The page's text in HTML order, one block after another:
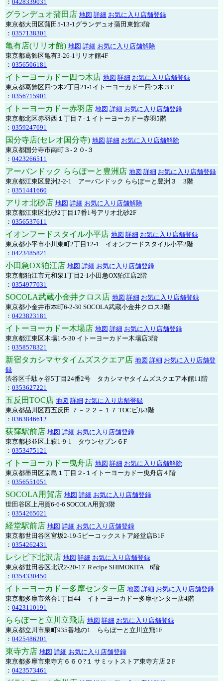
： 0428339031
グランデュオ蒲田店 地図 詳細 お気に入り店舗登録
東京都大田区蒲田5-13-1グランデュオ蒲田東館3階
： 0357138301
亀有店(リリオ館) 地図 詳細 お気に入り店舗解除
東京都葛飾区亀有3-26-1リリオ館4F
： 0356506181
イトーヨーカドー四つ木店 地図 詳細 お気に入り店舗登録
東京都葛飾区四つ木2丁目21-1イトーヨーカドー四つ木３F
： 0356715901
イトーヨーカドー赤羽店 地図 詳細 お気に入り店舗登録
東京都北区赤羽西１丁目７-１イトーヨーカドー赤羽5階
： 0359247691
国分寺店(セレオ国分寺) 地図 詳細 お気に入り店舗解除
東京都国分寺市南町３-２０-３
： 0423266511
アーバンドック ららぽーと豊洲店 地図 詳細 お気に入り店舗登録
東京都江東区豊洲2-2-1 アーバンドック ららぽーと豊洲３ 3階
： 0351441660
アリオ北砂店 地図 詳細 お気に入り店舗解除
東京都江東区北砂2丁目17番1号アリオ北砂2F
： 0356537611
イオンフードスタイル小平店 地図 詳細 お気に入り店舗登録
東京都小平市小川東町2丁目12-1 イオンフードスタイル小平2階
： 0423485821
小田急OX狛江店 地図 詳細 お気に入り店舗登録
東京都狛江市元和泉1丁目2-1小田急OX狛江店2階
： 0354977031
SOCOLA武蔵小金井クロス店 地図 詳細 お気に入り店舗登録
東京都小金井市本町6-2-30 SOCOLA武蔵小金井クロス3階
： 0423823181
イトーヨーカドー木場店 地図 詳細 お気に入り店舗登録
東京都江東区木場1-5-30 イトーヨーカドー木場店3階
： 0358578321
新宿タカシマヤタイムズスクエア店 地図 詳細 お気に入り店舗登
録
渋谷区千駄ヶ谷5丁目24番2号 タカシマヤタイムズスクエア本館11階
： 0353627221
五反田TOC店 地図 詳細 お気に入り店舗登録
東京都品川区西五反田 ７－２２－１７ TOCビル3階
： 0363846612
荻窪駅前店 地図 詳細 お気に入り店舗登録
東京都杉並区上萩1-9-1 タウンセブン６F
： 0353475121
イトーヨーカドー曳舟店 地図 詳細 お気に入り店舗解除
東京都墨田区京島１丁目２-１イトーヨーカドー曳舟店４階
： 0356551051
SOCOLA用賀店 地図 詳細 お気に入り店舗登録
世田谷区上用賀6-6-6 SOCOLA用賀3階
： 0354265021
経堂駅前店 地図 詳細 お気に入り店舗登録
東京都世田谷区宮坂2-19-5ピーコックストア経堂店B1F
： 0354262431
レシピ下北沢店 地図 詳細 お気に入り店舗登録
東京都世田谷区北沢2-20-17 Ｒecipe SHIMOKITA 6階
： 0354330450
イトーヨーカドー多摩センター店 地図 詳細 お気に入り店舗登録
東京都多摩市落合1丁目44 イトーヨーカドー多摩センター店4階
： 0423110191
ららぽーと立川立飛店 地図 詳細 お気に入り店舗登録
東京都立川市泉町935番地の1 ららぽーと立川立飛1F
： 0425486201
東寺方店 地図 詳細 お気に入り店舗登録
東京都多摩市東寺方６６０?１ サミットストア東寺方店２F
： 0423573461